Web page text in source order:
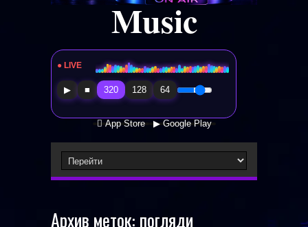
Music
● LIVE Radio Sfera Music
▶ ■ 320 128 64
 App Store ▶ Google Play
Архив меток: погляди